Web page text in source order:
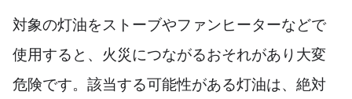
対象の灯油をストーブやファンヒーターなどで
使用すると、火災につながるおそれがあり大変
危険です。該当する可能性がある灯油は、絶対